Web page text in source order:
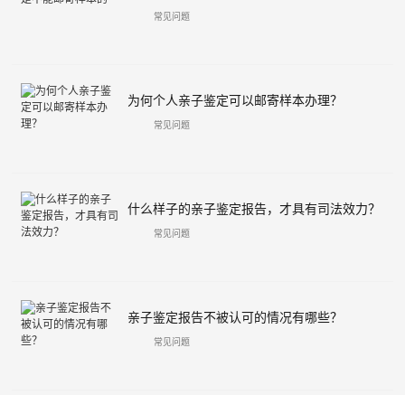
常见问题
为何个人亲子鉴定可以邮寄样本办理？
常见问题
什么样子的亲子鉴定报告，才具有司法效力？
常见问题
亲子鉴定报告不被认可的情况有哪些？
常见问题